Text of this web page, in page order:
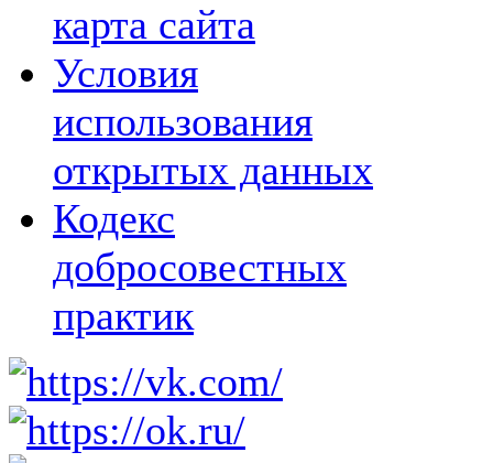
карта сайта
Условия
использования
открытых данных
Кодекс
добросовестных
практик